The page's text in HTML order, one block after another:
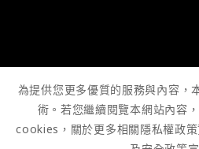
為提供您更多優質的服務與內容，
術。若您繼續閱覽本網站內容
cookies，關於更多相關隱私權政